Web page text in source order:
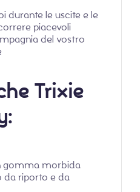
durante le uscite e le
piacevoli
del vostro
Trixie
gomma morbida
da riporto e da